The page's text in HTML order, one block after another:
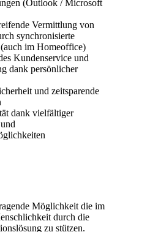
(Outlook / Microsoft
Vermittlung von
synchronisierte
im Homeoffice)
Kundenservice und
dank persönlicher
und zeitsparende
dank vielfältiger
Möglichkeit die im
durch die
zu stützen.